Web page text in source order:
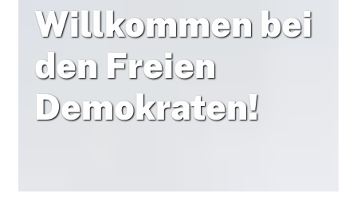
Willkommen bei
den Freien
Demokraten!